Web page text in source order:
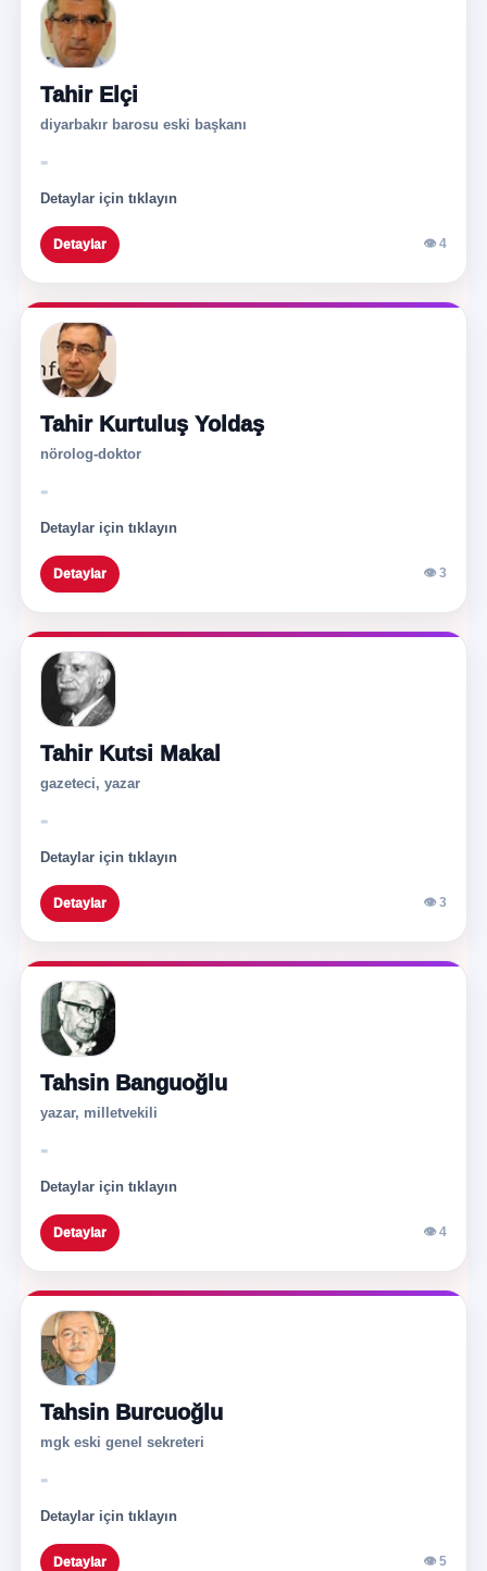
Tahir Elçi
diyarbakır barosu eski başkanı
-
Detaylar için tıklayın
Detaylar 👁 4
Tahir Kurtuluş Yoldaş
nörolog-doktor
-
Detaylar için tıklayın
Detaylar 👁 3
Tahir Kutsi Makal
gazeteci, yazar
-
Detaylar için tıklayın
Detaylar 👁 3
Tahsin Banguoğlu
yazar, milletvekili
-
Detaylar için tıklayın
Detaylar 👁 4
Tahsin Burcuoğlu
mgk eski genel sekreteri
-
Detaylar için tıklayın
Detaylar 👁 5